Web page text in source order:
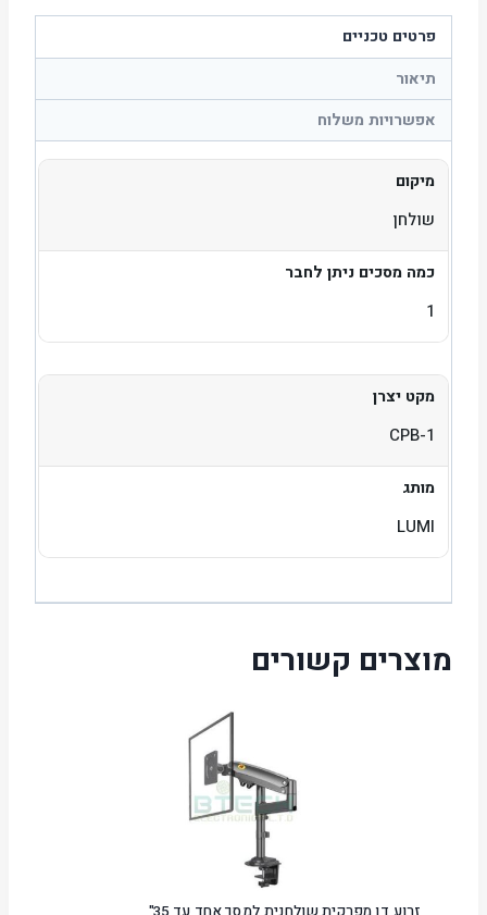
פרטים טכניים
תיאור
אפשרויות משלוח
מיקום
שולחן
כמה מסכים ניתן לחבר
1
מקט יצרן
CPB-1
מותג
LUMI
מוצרים קשורים